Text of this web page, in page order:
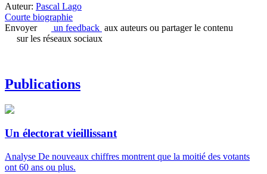
Auteur: Pascal Lago
Courte biographie
Envoyer
un feedback aux auteurs ou partager le contenu
sur les réseaux sociaux
Publications
Un électorat vieillissant
Analyse De nouveaux chiffres montrent que la moitié des votants
ont 60 ans ou plus.